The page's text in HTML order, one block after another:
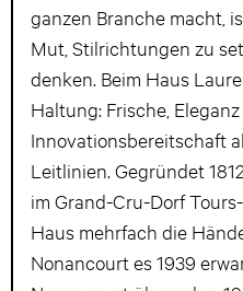
ganzen Branche macht,
Mut, Stilrichtungen zu
denken. Beim Haus
Haltung: Frische,
Innovationsbereitschaft
Leitlinien. Gegründet
im Grand-Cru-Dorf
Haus mehrfach die
Nonancourt es 1939